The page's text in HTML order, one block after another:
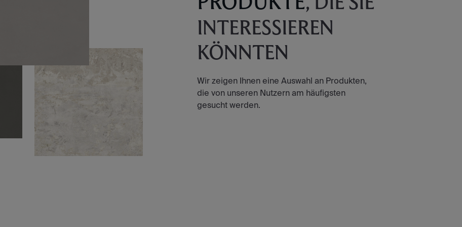
, DIE SIE
INTERESSIEREN
KÖNNTEN
Wir zeigen Ihnen eine Auswahl an Produkten,
die von unseren Nutzern am häufigsten
gesucht werden.